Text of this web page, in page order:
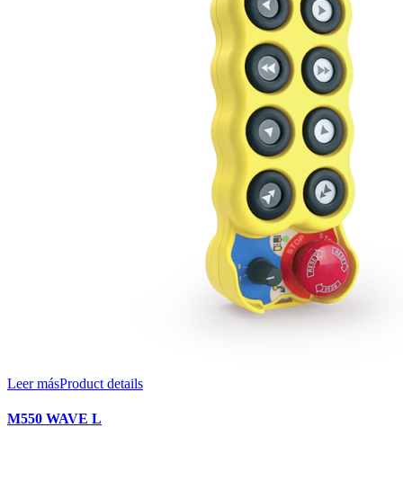
Leer másProduct details
M550 WAVE L